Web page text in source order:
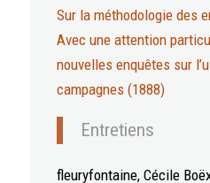
Sur la méthodologie des
Avec une attention
nouvelles enquêtes sur
campagnes (1888)
Entretiens
fleuryfontaine, Cécile